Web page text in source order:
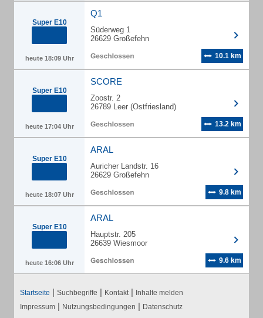
Super E10
heute 18:09 Uhr
Q1
Süderweg 1
26629 Großefehn
10.1 km
Super E10
heute 17:04 Uhr
SCORE
Zoostr. 2
26789 Leer (Ostfriesland)
13.2 km
Super E10
heute 18:07 Uhr
ARAL
Auricher Landstr. 16
26629 Großefehn
9.8 km
Super E10
heute 16:06 Uhr
ARAL
Hauptstr. 205
26639 Wiesmoor
9.6 km
Startseite | Suchbegriffe | Kontakt | Inhalte melden
Impressum | Nutzungsbedingungen | Datenschutz